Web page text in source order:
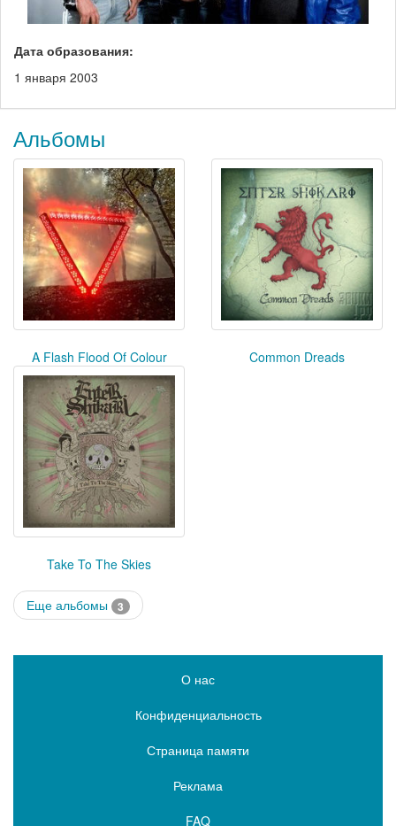
Дата образования:
1 января 2003
Альбомы
A Flash Flood Of Colour Common Dreads
Take To The Skies
Еще альбомы 3
О нас
Конфиденциальность
Страница памяти
Реклама
FAQ